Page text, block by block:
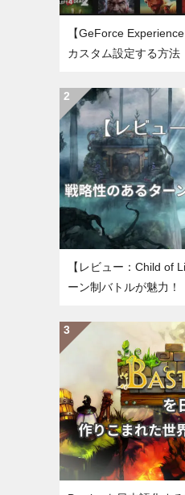
【GeForce
カスタム設定する方法
【レビュー：Child of
ーン制バトルが魅力！